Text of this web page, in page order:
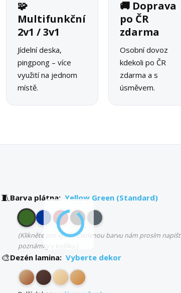
🧩
Multifunkční
2v1 / 3v1
Jídelní deska,
pingpong – více
využití na jednom
místě.
🚚 Doprava
po ČR
zdarma
Osobní dovoz
kdekoli po ČR
zdarma a s
úsměvem.
🧵Barva plátna: Yellow Green (Standard)
(Klikněte pro výběr. Zvolenou barvu nám prosím
poznámky v košíku.)
🎨Dezén lamina: Vyberte dekor